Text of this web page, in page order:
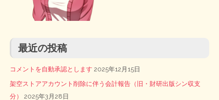
最近の投稿
コメントを自動承認とします 2025年12月15日
架空ストアアカウント削除に伴う会計報告（旧・財研出版シン収支
分）
2025年3月28日